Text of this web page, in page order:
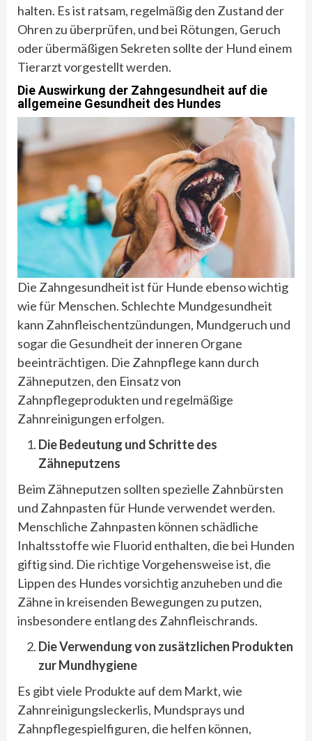
halten. Es ist ratsam, regelmäßig den Zustand der
Ohren zu überprüfen, und bei Rötungen, Geruch
oder übermäßigen Sekreten sollte der Hund einem
Tierarzt vorgestellt werden.
Die Auswirkung der Zahngesundheit auf die
allgemeine Gesundheit des Hundes
Die Zahngesundheit ist für Hunde ebenso wichtig
wie für Menschen. Schlechte Mundgesundheit
kann Zahnfleischentzündungen, Mundgeruch und
sogar die Gesundheit der inneren Organe
beeinträchtigen. Die Zahnpflege kann durch
Zähneputzen, den Einsatz von
Zahnpflegeprodukten und regelmäßige
Zahnreinigungen erfolgen.
Die Bedeutung und Schritte des
Zähneputzens
Beim Zähneputzen sollten spezielle Zahnbürsten
und Zahnpasten für Hunde verwendet werden.
Menschliche Zahnpasten können schädliche
Inhaltsstoffe wie Fluorid enthalten, die bei Hunden
giftig sind. Die richtige Vorgehensweise ist, die
Lippen des Hundes vorsichtig anzuheben und die
Zähne in kreisenden Bewegungen zu putzen,
insbesondere entlang des Zahnfleischrands.
Die Verwendung von zusätzlichen Produkten
zur Mundhygiene
Es gibt viele Produkte auf dem Markt, wie
Zahnreinigungsleckerlis, Mundsprays und
Zahnpflegespielfiguren, die helfen können,